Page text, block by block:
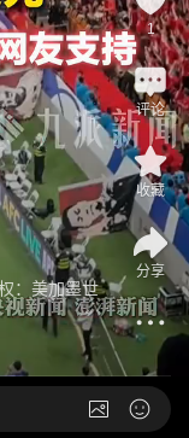
：美加墨世
1
评论
收藏
分享